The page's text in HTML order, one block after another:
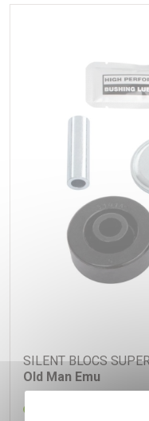
SILENT BLOCS
Old Man Emu